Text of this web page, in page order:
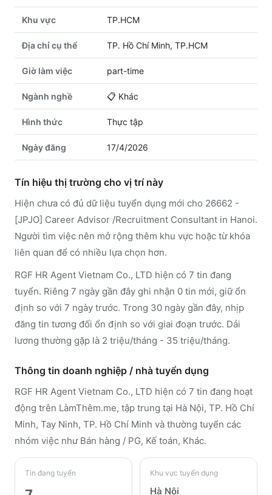
Khu vực TP.HCM
Địa chỉ cụ thể TP. Hồ Chí Minh, TP.HCM
Giờ làm việc part-time
Ngành nghề 📋 Khác
Hình thức Thực tập
Ngày đăng 17/4/2026
Tín hiệu thị trường cho vị trí này
Hiện chưa có đủ dữ liệu tuyển dụng mới cho 26662 -
[JPJO] Career Advisor /Recruitment Consultant in Hanoi.
Người tìm việc nên mở rộng thêm khu vực hoặc từ khóa
liên quan để có nhiều lựa chọn hơn.
RGF HR Agent Vietnam Co., LTD hiện có 7 tin đang
tuyển. Riêng 7 ngày gần đây ghi nhận 0 tin mới, giữ ổn
định so với 7 ngày trước. Trong 30 ngày gần đây, nhịp
đăng tin tương đối ổn định so với giai đoạn trước. Dải
lương thường gặp là 2 triệu/tháng - 35 triệu/tháng.
Thông tin doanh nghiệp / nhà tuyển dụng
RGF HR Agent Vietnam Co., LTD hiện có 7 tin đang hoạt
động trên LàmThêm.me, tập trung tại Hà Nội, TP. Hồ Chí
Minh, Tay Ninh, TP. Hồ Chí Minh và thường tuyển các
nhóm việc như Bán hàng / PG, Kế toán, Khác.
Tin đang tuyển Khu vực tuyển dụng
Hà Nội